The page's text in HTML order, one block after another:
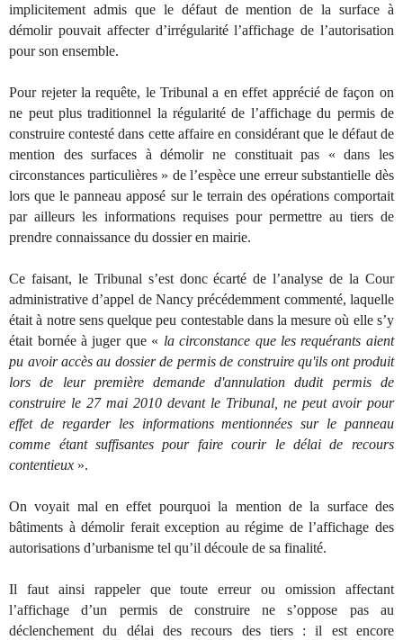
implicitement admis que le défaut de mention de la surface à
démolir pouvait affecter d’irrégularité l’affichage de l’autorisation
pour son ensemble.
Pour rejeter la requête, le Tribunal a en effet apprécié de façon on
ne peut plus traditionnel la régularité de l’affichage du permis de
construire contesté dans cette affaire en considérant que le défaut de
mention des surfaces à démolir ne constituait pas « dans les
circonstances particulières » de l’espèce une erreur substantielle dès
lors que le panneau apposé sur le terrain des opérations comportait
par ailleurs les informations requises pour permettre au tiers de
prendre connaissance du dossier en mairie.
Ce faisant, le Tribunal s’est donc écarté de l’analyse de la Cour
administrative d’appel de Nancy précédemment commenté, laquelle
était à notre sens quelque peu contestable dans la mesure où elle s’y
était bornée à juger que « la circonstance que les requérants aient
pu avoir accès au dossier de permis de construire qu'ils ont produit
lors de leur première demande d'annulation dudit permis de
construire le 27 mai 2010 devant le Tribunal, ne peut avoir pour
effet de regarder les informations mentionnées sur le panneau
comme étant suffisantes pour faire courir le délai de recours
contentieux ».
On voyait mal en effet pourquoi la mention de la surface des
bâtiments à démolir ferait exception au régime de l’affichage des
autorisations d’urbanisme tel qu’il découle de sa finalité.
Il faut ainsi rappeler que toute erreur ou omission affectant
l’affichage d’un permis de construire ne s’oppose pas au
déclenchement du délai des recours des tiers : il est encore